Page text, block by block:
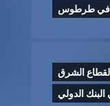
لقطاع الشرق
الدولي